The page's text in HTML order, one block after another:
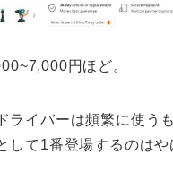
円ほど。
ライバーは頻繁に使う
して1番登場するのは